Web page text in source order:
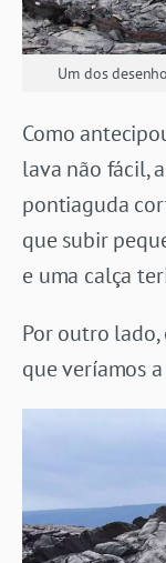
Um dos
Como
lava não fácil,
pontiaguda
que subir
e uma calça
Por outro lado,
que veríamos